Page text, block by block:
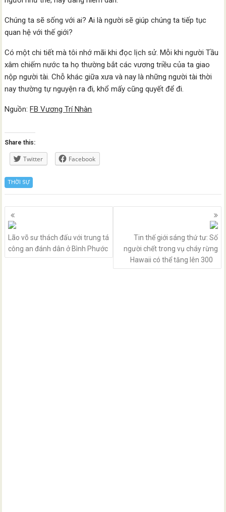
Chúng ta sẽ sống với ai? Ai là người sẽ giúp chúng ta tiếp tục
quan hệ với thế giới?
Có một chi tiết mà tôi nhớ mãi khi đọc lịch sử. Mỗi khi người Tầu
xâm chiếm nước ta họ thường bắt các vương triều của ta giao
nộp người tài. Chỗ khác giữa xưa và nay là những người tài thời
nay thường tự nguyện ra đi, khổ mấy cũng quyết để đi.
Nguồn:FB Vương Trí Nhàn
Share this:
Twitter Facebook
THỜI SỰ
Posts
navigation
Lão võ sư thách đấu với trung tá
công an đánh dân ở Bình Phước
Tin thế giới sáng thứ tư: Số
người chết trong vụ cháy rừng
Hawaii có thể tăng lên 300